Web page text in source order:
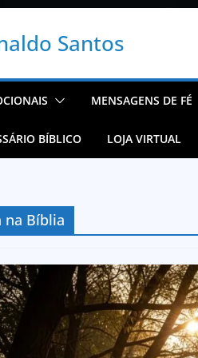
Santos
MENSAGENS DE FÉ
BÍBLICO LOJA VIRTUAL
na Bíblia